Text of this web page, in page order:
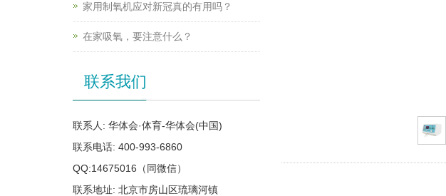
家用制氧机应对新冠真的有用吗？
在家吸氧，要注意什么？
联系我们
联系人: 华体会·体育-华体会(中国)
联系电话: 400-993-6860
QQ:14675016（同微信）
联系地址: 北京市房山区琉璃河镇